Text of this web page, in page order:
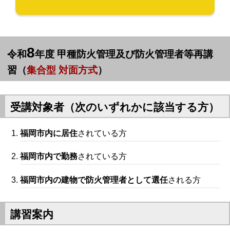
令和8年度 甲種防火管理及び防火管理者等再講
習（集合型 対面方式）
受講対象者（次のいずれかに該当する方）
福岡市内に居住されている方
福岡市内で勤務されている方
福岡市内の建物で防火管理者として選任される方
講習案内